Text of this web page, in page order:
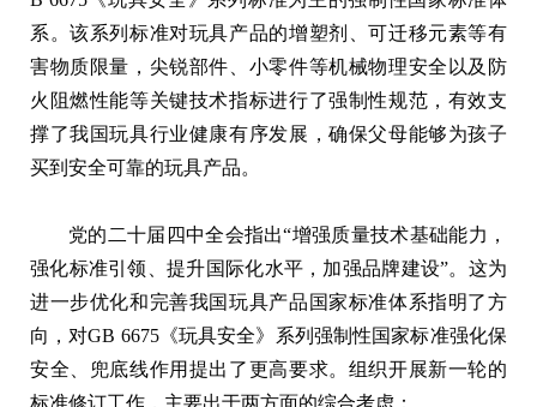
系。该系列标准对玩具产品的增塑剂、可迁移元素等有
害物质限量，尖锐部件、小零件等机械物理安全以及防
火阻燃性能等关键技术指标进行了强制性规范，有效支
撑了我国玩具行业健康有序发展，确保父母能够为孩子
买到安全可靠的玩具产品。
党的二十届四中全会指出“增强质量技术基础能力，
强化标准引领、提升国际化水平，加强品牌建设”。这为
进一步优化和完善我国玩具产品国家标准体系指明了方
向，对GB 6675《玩具安全》系列强制性国家标准强化保
安全、兜底线作用提出了更高要求。组织开展新一轮的
标准修订工作，主要出于两方面的综合考虑：